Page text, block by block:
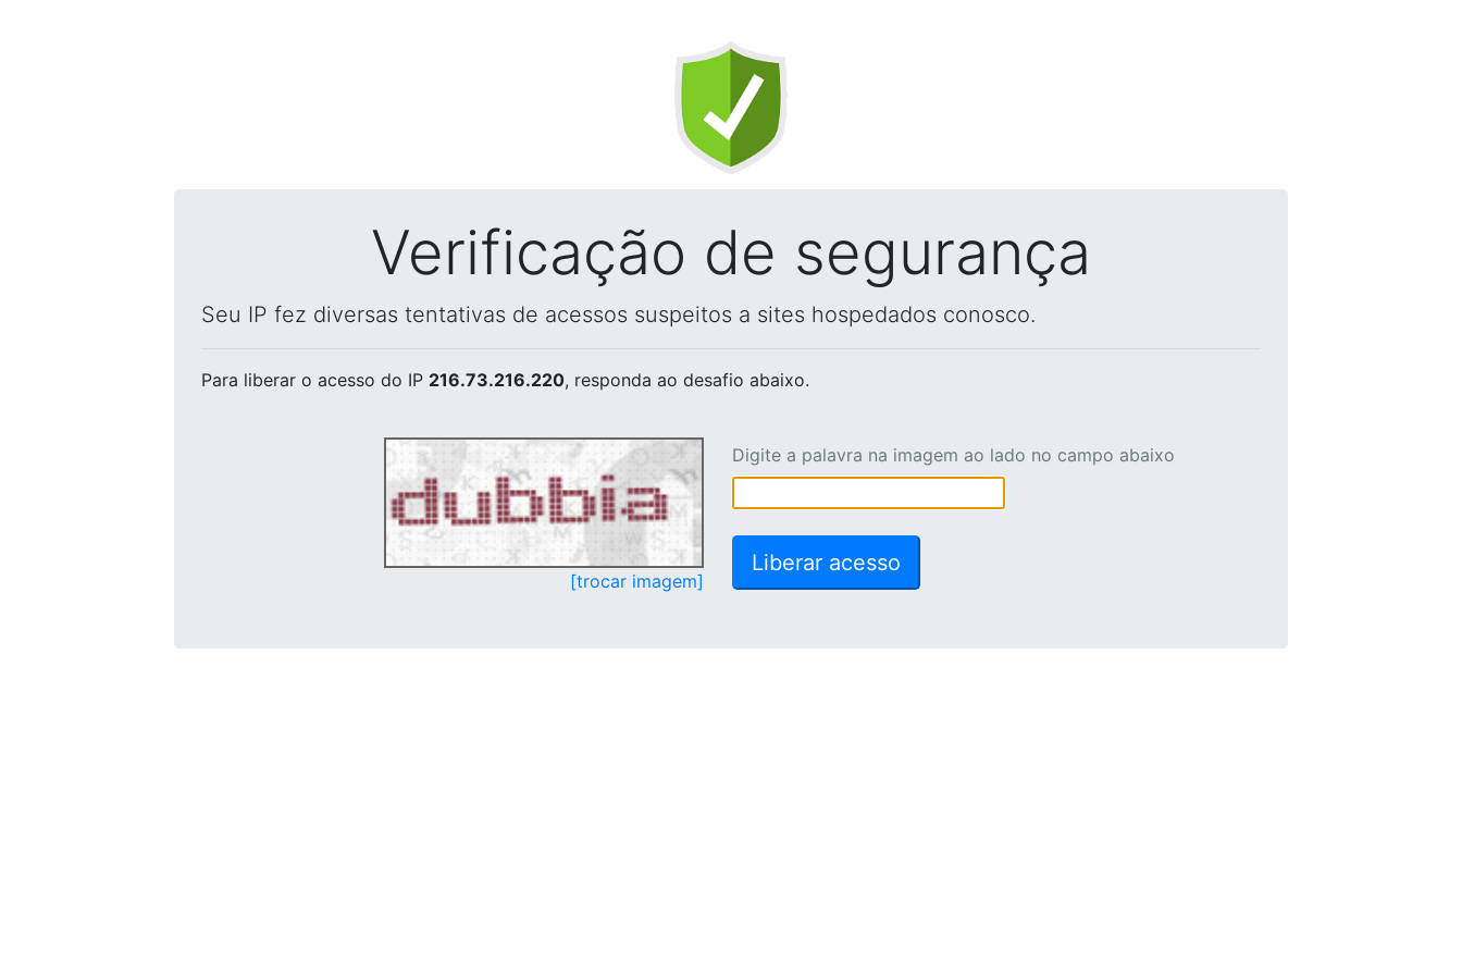
Verificação de segurança
Seu IP fez diversas tentativas de acessos suspeitos a sites hospedados conosco.
Para liberar o acesso do IP 216.73.216.220, responda ao desafio abaixo.
[trocar imagem]
Digite a palavra na imagem ao lado no campo abaixo